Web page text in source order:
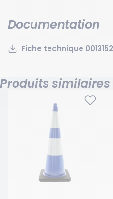
Documentation
Fiche technique 0013152
Produits similaires